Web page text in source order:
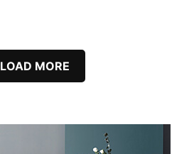
LOAD MORE